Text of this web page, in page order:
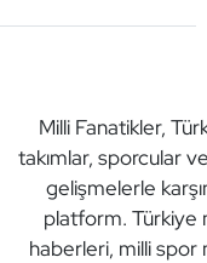
Milli Fanatikler,
takımlar, sporcular
gelişmelerle
platform. Türkiye
haberleri, milli spor